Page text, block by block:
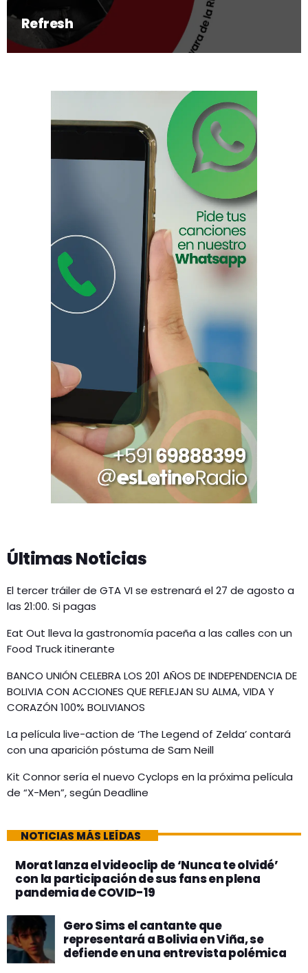
Refresh
Últimas Noticias
El tercer tráiler de GTA VI se estrenará el 27 de agosto a
las 21:00. Si pagas
Eat Out lleva la gastronomía paceña a las calles con un
Food Truck itinerante
BANCO UNIÓN CELEBRA LOS 201 AÑOS DE INDEPENDENCIA DE
BOLIVIA CON ACCIONES QUE REFLEJAN SU ALMA, VIDA Y
CORAZÓN 100% BOLIVIANOS
La película live-action de ‘The Legend of Zelda’ contará
con una aparición póstuma de Sam Neill
Kit Connor sería el nuevo Cyclops en la próxima película
de “X-Men”, según Deadline
NOTICIAS MÁS LEÍDAS
Morat lanza el videoclip de ‘Nunca te olvidé’
con la participación de sus fans en plena
pandemia de COVID-19
Gero Sims el cantante que
representará a Bolivia en Viña, se
defiende en una entrevista polémica